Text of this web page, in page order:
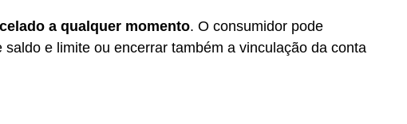
a qualquer momento. O consumidor pode
e limite ou encerrar também a vinculação da conta